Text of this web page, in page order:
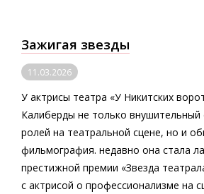
Зажигая звезды
11.03.2026
У актрисы театра «У Никитских
Калиберды не только внушительный
ролей на театральной сцене, но и
фильмография. недавно она стала
престижной премии «Звезда
с актрисой о профессионализме на